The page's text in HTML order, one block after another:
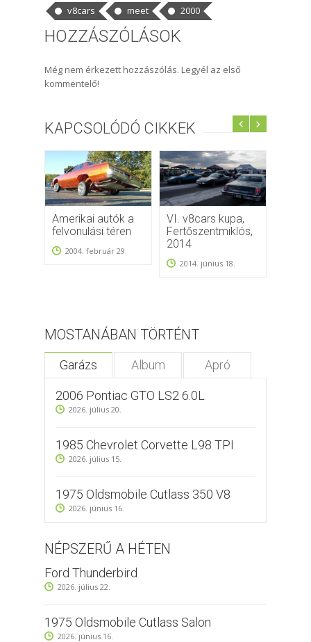
v8cars meet 2000
HOZZÁSZÓLÁSOK
Még nem érkezett hozzászólás. Legyél az első
kommentelő!
KAPCSOLÓDÓ CIKKEK
Amerikai autók a
felvonulási téren
2004. február 29.
VI. v8cars kupa,
Fertőszentmiklós,
2014
2014. június 18.
MOSTANÁBAN TÖRTÉNT
Garázs Album Apró
2006 Pontiac GTO LS2 6.0L
2026. július 20.
1985 Chevrolet Corvette L98 TPI
2026. július 15.
1975 Oldsmobile Cutlass 350 V8
2026. június 16.
NÉPSZERŰ A HÉTEN
Ford Thunderbird
2026. július 22.
1975 Oldsmobile Cutlass Salon
2026. június 16.